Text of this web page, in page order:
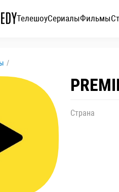
ТелешоуСериалыФильмы
/
Страна